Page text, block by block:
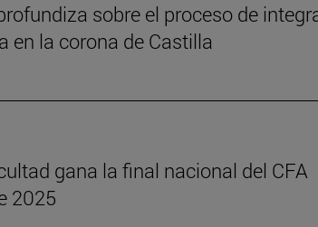
sobre el proceso de
en la corona de Castilla
gana la final nacional del CFA
2025